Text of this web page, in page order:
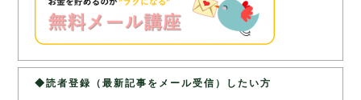
◆読者登録（最新記事をメール受信）したい方